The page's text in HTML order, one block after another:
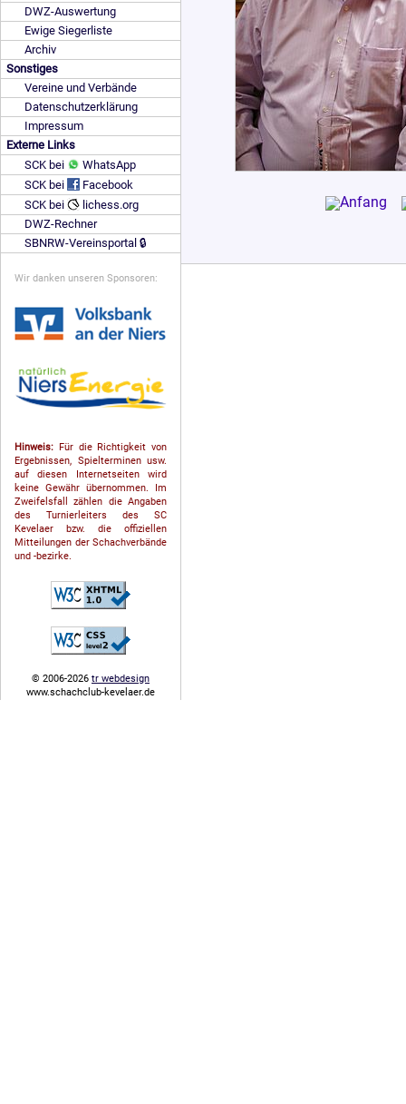
DWZ-Auswertung
Ewige Siegerliste
Archiv
Sonstiges
Vereine und Verbände
Datenschutzerklärung
Impressum
Externe Links
SCK bei
WhatsApp
SCK bei
Facebook
SCK bei
lichess.org
DWZ-Rechner
SBNRW-Vereinsportal 🔒
Wir danken unseren Sponsoren:
Hinweis: Für die Richtigkeit von
Ergebnissen, Spielterminen usw.
auf diesen Internetseiten wird
keine Gewähr übernommen. Im
Zweifelsfall zählen die Angaben
des Turnierleiters des SC
Kevelaer bzw. die offiziellen
Mitteilungen der Schach­ver­bände
und -bezirke.
© 2006-2026 tr webdesign
www.schachclub-kevelaer.de